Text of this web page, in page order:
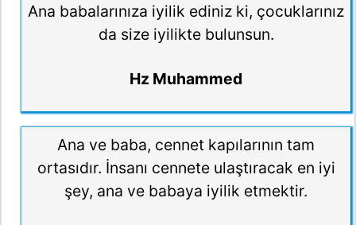
Ana babalarınıza iyilik ediniz ki, çocuklarınız
da size iyilikte bulunsun.
Hz Muhammed
Ana ve baba, cennet kapılarının tam
ortasıdır. İnsanı cennete ulaştıracak en iyi
şey, ana ve babaya iyilik etmektir.